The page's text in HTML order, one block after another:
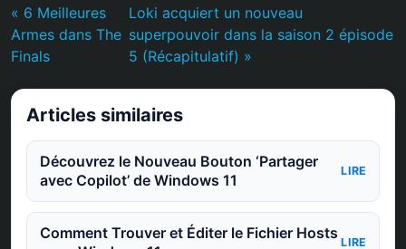
« 6 Meilleures
Armes dans The
Finals
Loki acquiert un nouveau
superpouvoir dans la saison 2 épisode
5 (Récapitulatif) »
Articles similaires
Découvrez le Nouveau Bouton ‘Partager
avec Copilot’ de Windows 11
LIRE
Comment Trouver et Éditer le Fichier Hosts
LIRE